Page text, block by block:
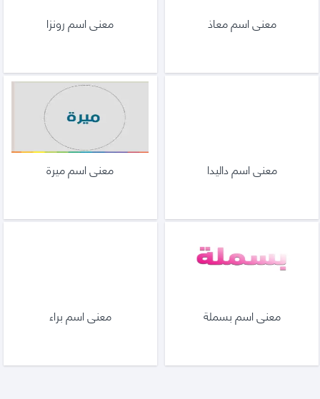
معنى اسم معاذ معنى اسم رونزا
معنى اسم داليدا معنى اسم ميرة
معنى اسم بسملة معنى اسم براء